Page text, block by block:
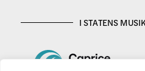
I STATENS